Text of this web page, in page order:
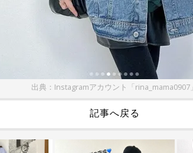
出典：Instagramアカウント「rina_mama0907」
記事へ戻る